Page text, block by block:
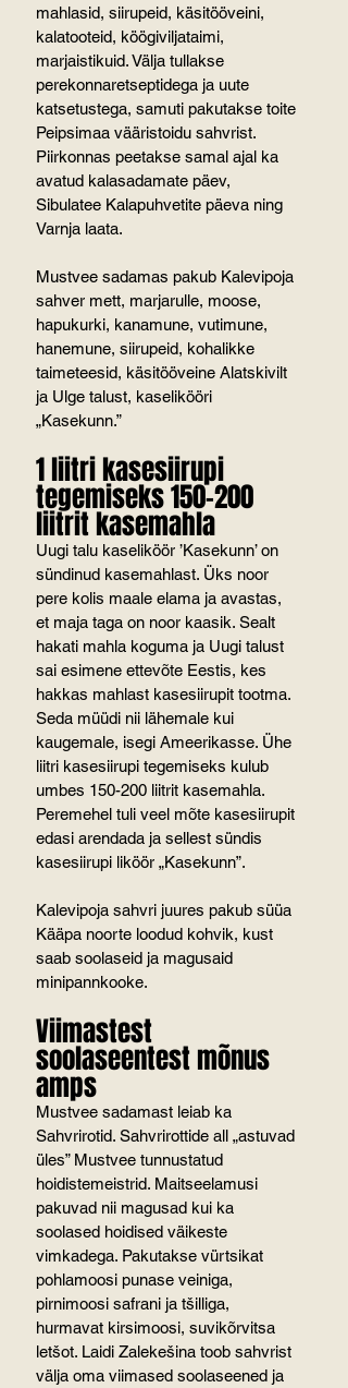
mahlasid, siirupeid, käsitööveini,
kalatooteid, köögiviljataimi,
marjaistikuid. Välja tullakse
perekonnaretseptidega ja uute
katsetustega, samuti pakutakse toite
Peipsimaa vääristoidu sahvrist.
Piirkonnas peetakse samal ajal ka
avatud kalasadamate päev,
Sibulatee Kalapuhvetite päeva ning
Varnja laata.
Mustvee sadamas pakub Kalevipoja
sahver mett, marjarulle, moose,
hapukurki, kanamune, vutimune,
hanemune, siirupeid, kohalikke
taimeteesid, käsitööveine Alatskivilt
ja Ulge talust, kaselikööri
„Kasekunn.”
1 liitri kasesiirupi
tegemiseks 150-200
liitrit kasemahla
Uugi talu kaseliköör ’Kasekunn’ on
sündinud kasemahlast. Üks noor
pere kolis maale elama ja avastas,
et maja taga on noor kaasik. Sealt
hakati mahla koguma ja Uugi talust
sai esimene ettevõte Eestis, kes
hakkas mahlast kasesiirupit tootma.
Seda müüdi nii lähemale kui
kaugemale, isegi Ameerikasse. Ühe
liitri kasesiirupi tegemiseks kulub
umbes 150-200 liitrit kasemahla.
Peremehel tuli veel mõte kasesiirupit
edasi arendada ja sellest sündis
kasesiirupi liköör „Kasekunn”.
Kalevipoja sahvri juures pakub süüa
Kääpa noorte loodud kohvik, kust
saab soolaseid ja magusaid
minipannkooke.
Viimastest
soolaseentest mõnus
amps
Mustvee sadamast leiab ka
Sahvrirotid. Sahvrirottide all „astuvad
üles” Mustvee tunnustatud
hoidistemeistrid. Maitseelamusi
pakuvad nii magusad kui ka
soolased hoidised väikeste
vimkadega. Pakutakse vürtsikat
pohlamoosi punase veiniga,
pirnimoosi safrani ja tšilliga,
hurmavat kirsimoosi, suvikõrvitsa
letšot. Laidi Zalekešina toob sahvrist
välja oma viimased soolaseened ja